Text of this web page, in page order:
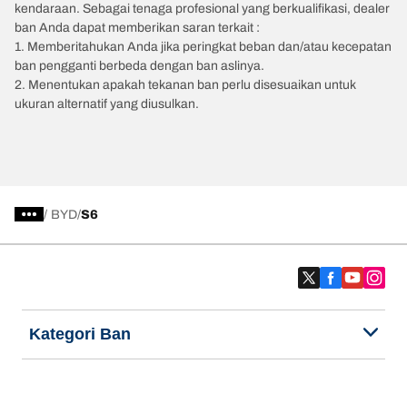
kendaraan. Sebagai tenaga profesional yang berkualifikasi, dealer
ban Anda dapat memberikan saran terkait :
1. Memberitahukan Anda jika peringkat beban dan/atau kecepatan
ban pengganti berbeda dengan ban aslinya.
2. Menentukan apakah tekanan ban perlu disesuaikan untuk
ukuran alternatif yang diusulkan.
/ BYD S6
Kategori Ban